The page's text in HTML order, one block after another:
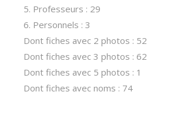
5. Professeurs : 29
6. Personnels : 3
Dont fiches avec 2 photos : 52
Dont fiches avec 3 photos : 62
Dont fiches avec 5 photos : 1
Dont fiches avec noms : 74